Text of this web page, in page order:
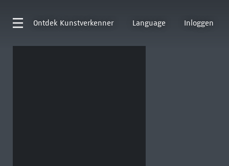
Ontdek Kunstverkenner Language Inloggen